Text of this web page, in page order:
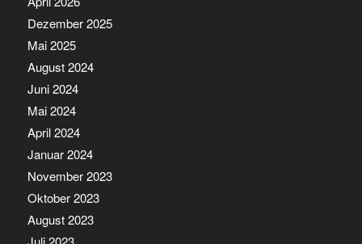
Dezember 2025
Mai 2025
August 2024
Juni 2024
Mai 2024
April 2024
Januar 2024
November 2023
Oktober 2023
August 2023